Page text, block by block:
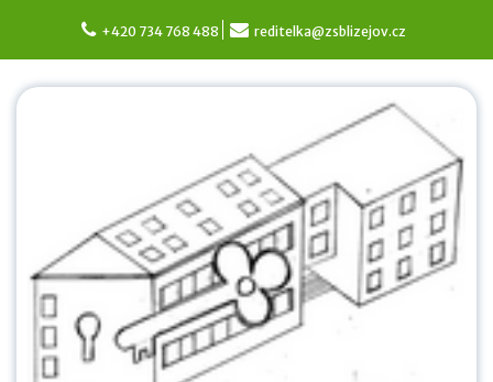
content
+420 734 768 488 reditelka@zsblizejov.cz